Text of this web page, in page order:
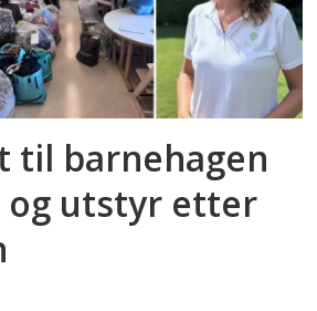
til barnehagen
utstyr etter